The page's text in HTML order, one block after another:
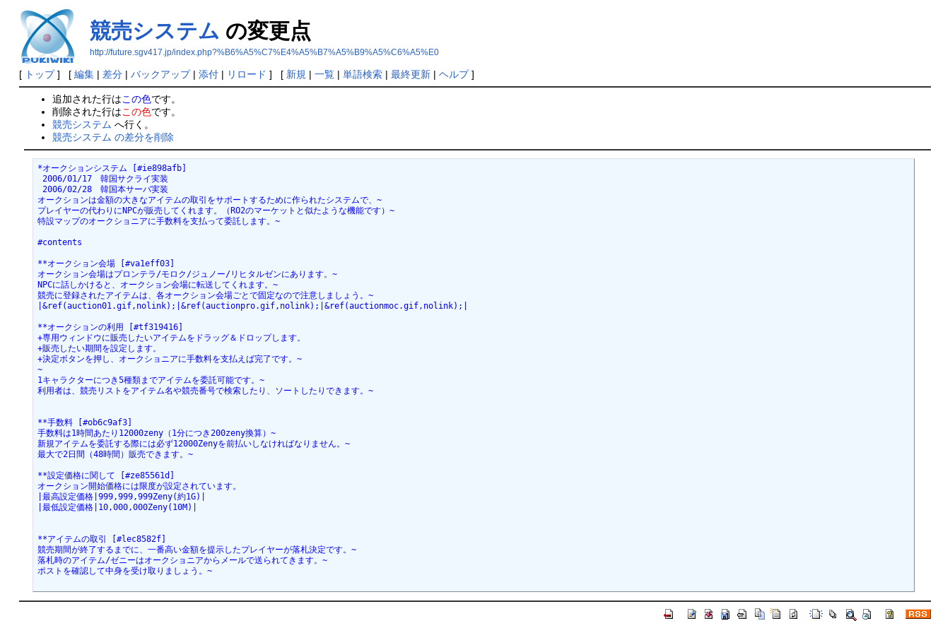
競売システム の変更点
http://future.sgv417.jp/index.php?%B6%A5%C7%E4%A5%B7%A5%B9%A5%C6%A5%E0
[ トップ] [ 編集| 差分| バックアップ| 添付| リロード ] [ 新規 | 一覧| 単語検索| 最終更新| ヘルプ]
追加された行はこの色です。
削除された行はこの色です。
競売システム へ行く。
競売システム の差分を削除
*オークションシステム [#ie898afb]
2006/01/17　韓国サクライ実装
2006/02/28　韓国本サーバ実装
オークションは金額の大きなアイテムの取引をサポートするために作られたシステムで、~
プレイヤーの代わりにNPCが販売してくれます。（RO2のマーケットと似たような機能です）~
特設マップのオークショニアに手数料を支払って委託します。~
#contents
**オークション会場 [#va1eff03]
オークション会場はプロンテラ/モロク/ジュノー/リヒタルゼンにあります。~
NPCに話しかけると、オークション会場に転送してくれます。~
競売に登録されたアイテムは、各オークション会場ごとで固定なので注意しましょう。~
|&ref(auction01.gif,nolink);|&ref(auctionpro.gif,nolink);|&ref(auctionmoc.gif,nolink);|
**オークションの利用 [#tf319416]
+専用ウィンドウに販売したいアイテムをドラッグ＆ドロップします。
+販売したい期間を設定します。
+決定ボタンを押し、オークショニアに手数料を支払えば完了です。~
~
1キャラクターにつき5種類までアイテムを委託可能です。~
利用者は、競売リストをアイテム名や競売番号で検索したり、ソートしたりできます。~
**手数料 [#ob6c9af3]
手数料は1時間あたり12000zeny（1分につき200zeny換算）~
新規アイテムを委託する際には必ず12000Zenyを前払いしなければなりません。~
最大で2日間（48時間）販売できます。~
**設定価格に関して [#ze85561d]
オークション開始価格には限度が設定されています。
|最高設定価格|999,999,999Zeny(約1G)|
|最低設定価格|10,000,000Zeny(10M)|
**アイテムの取引 [#lec8582f]
競売期間が終了するまでに、一番高い金額を提示したプレイヤーが落札決定です。~
落札時のアイテム/ゼニーはオークショニアからメールで送られてきます。~
ポストを確認して中身を受け取りましょう。~